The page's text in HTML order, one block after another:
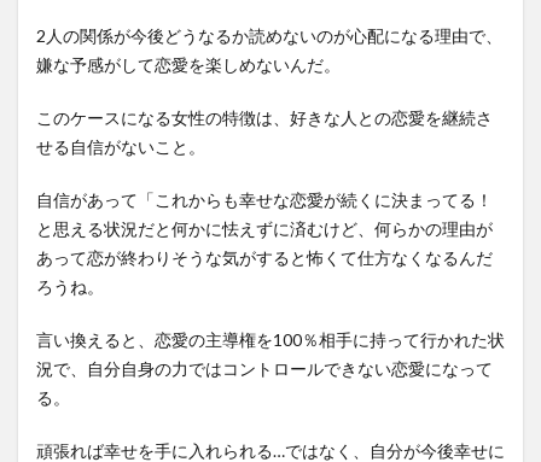
2人の関係が今後どうなるか読めないのが心配になる理由で、
嫌な予感がして恋愛を楽しめないんだ。
このケースになる女性の特徴は、好きな人との恋愛を継続さ
せる自信がないこと。
自信があって「これからも幸せな恋愛が続くに決まってる！
と思える状況だと何かに怯えずに済むけど、何らかの理由が
あって恋が終わりそうな気がすると怖くて仕方なくなるんだ
ろうね。
言い換えると、恋愛の主導権を100％相手に持って行かれた状
況で、自分自身の力ではコントロールできない恋愛になって
る。
頑張れば幸せを手に入れられる…ではなく、自分が今後幸せに